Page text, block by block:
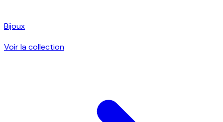
Bijoux
Voir la collection